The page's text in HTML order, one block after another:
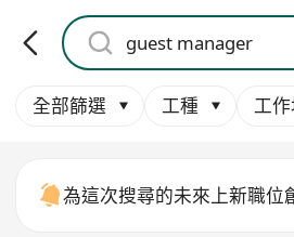
全部篩選 工種 工
為這次搜尋的未來上新職位